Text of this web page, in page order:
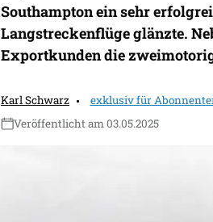
Southampton ein sehr
Langstreckenflüge glänzte.
Exportkunden die
Karl Schwarz
exklusiv für
Veröffentlicht am 03.05.2025